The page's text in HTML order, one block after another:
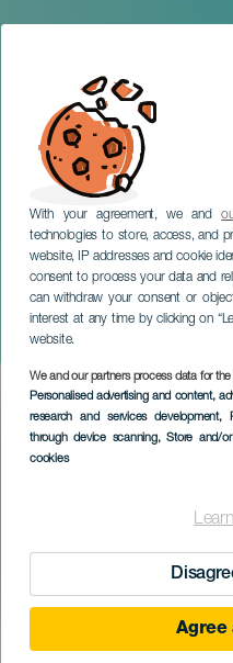
With your agreement, we and
technologies to store, access, and
website, IP addresses and cookie
consent to process your data and
can withdraw your consent or
interest at any time by clicking on
website.
We and our partners process data for
Personalised advertising and content,
research and services development,
through device scanning, Store and/
cookies
Agree
Långsamt i
TENERIFE
Imagen
Listado